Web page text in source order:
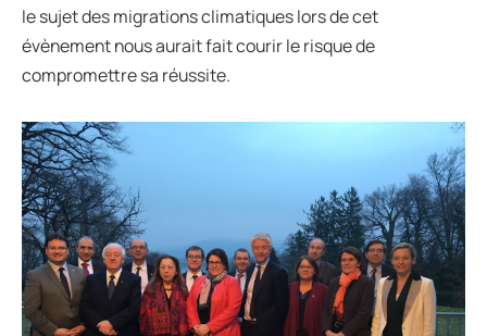
le sujet des migrations climatiques lors de cet
évènement nous aurait fait courir le risque de
compromettre sa réussite.